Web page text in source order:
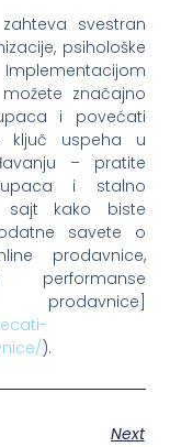
svestran
psihološke
značajno
i povećati
ključ uspeha u
– pratite
i stalno
sajt kako biste
savete o
prodavnice,
).
Next